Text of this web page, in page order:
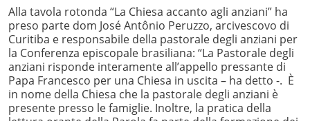
Alla tavola rotonda “La Chiesa accanto agli anziani” ha
preso parte dom José Antônio Peruzzo, arcivescovo di
Curitiba e responsabile della pastorale degli anziani per
la Conferenza episcopale brasiliana: “La Pastorale degli
anziani risponde interamente all’appello pressante di
Papa Francesco per una Chiesa in uscita – ha detto -. È
in nome della Chiesa che la pastorale degli anziani è
presente presso le famiglie. Inoltre, la pratica della